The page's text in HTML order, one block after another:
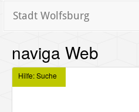
Stadt Wolfsburg
naviga Web
Hilfe: Suche